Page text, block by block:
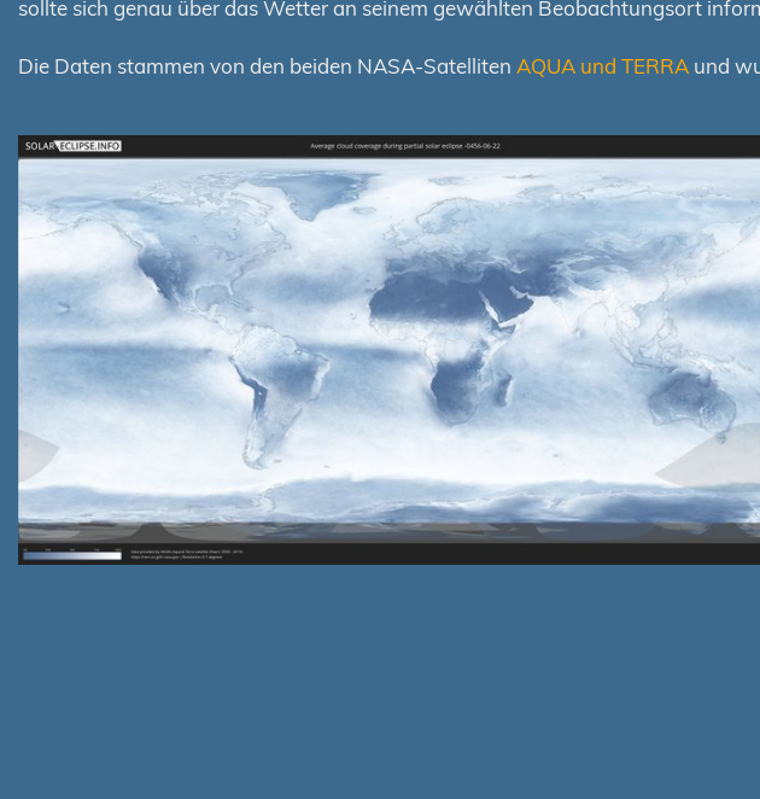
sollte sich genau über das Wetter an seinem gewählten Beobachtungsort
Die Daten stammen von den beiden NASA-Satelliten AQUA und TERRA und